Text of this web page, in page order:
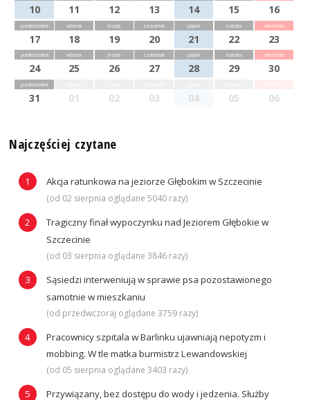
10 11 12 13 14 15 16
poniedziałek
17
wtorek
18
środa
19
czwartek
20
piątek
21
sobota
22
niedziela
23
poniedziałek
24
wtorek
25
środa
26
czwartek
27
piątek
28
sobota
29
niedziela
30
poniedziałek
31 01 02 03 04 05 06
Najczęściej czytane
Akcja ratunkowa na jeziorze Głębokim w Szczecinie
(od 02 sierpnia oglądane 5040 razy)
Tragiczny finał wypoczynku nad Jeziorem Głębokie w
Szczecinie
(od 03 sierpnia oglądane 3846 razy)
Sąsiedzi interweniują w sprawie psa pozostawionego
samotnie w mieszkaniu
(od przedwczoraj oglądane 3759 razy)
Pracownicy szpitala w Barlinku ujawniają nepotyzm i
mobbing. W tle matka burmistrz Lewandowskiej
(od 05 sierpnia oglądane 3403 razy)
Przywiązany, bez dostępu do wody i jedzenia. Służby